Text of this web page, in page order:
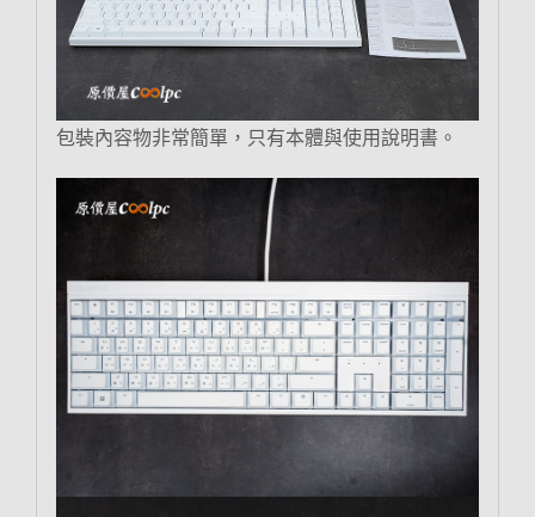
包裝內容物非常簡單，只有本體與使用說明書。